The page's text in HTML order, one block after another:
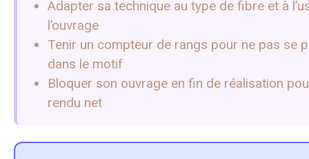
Adapter sa technique au type de fibre et à
l’ouvrage
Tenir un compteur de rangs pour ne pas se
dans le motif
Bloquer son ouvrage en fin de réalisation
rendu net